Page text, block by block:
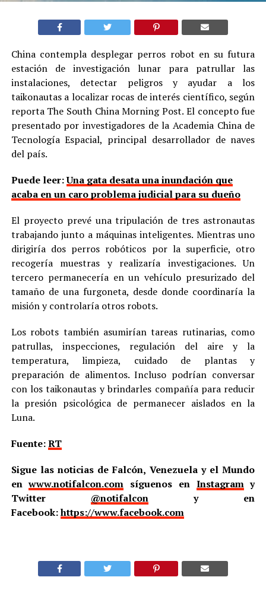
China contempla desplegar perros robot en su futura
estación de investigación lunar para patrullar las
instalaciones, detectar peligros y ayudar a los
taikonautas a localizar rocas de interés científico, según
reporta The South China Morning Post. El concepto fue
presentado por investigadores de la Academia China de
Tecnología Espacial, principal desarrollador de naves
del país.
Puede leer:Una gata desata una inundación que
acaba en un caro problema judicial para su dueño
El proyecto prevé una tripulación de tres astronautas
trabajando junto a máquinas inteligentes. Mientras uno
dirigiría dos perros robóticos por la superficie, otro
recogería muestras y realizaría investigaciones. Un
tercero permanecería en un vehículo presurizado del
tamaño de una furgoneta, desde donde coordinaría la
misión y controlaría otros robots.
Los robots también asumirían tareas rutinarias, como
patrullas, inspecciones, regulación del aire y la
temperatura, limpieza, cuidado de plantas y
preparación de alimentos. Incluso podrían conversar
con los taikonautas y brindarles compañía para reducir
la presión psicológica de permanecer aislados en la
Luna.
Fuente:RT
Sigue las noticias de Falcón, Venezuela y el Mundo
enwww.notifalcon.com síguenos en Instagramy
Twitter @notifalcony en
Facebook:https://www.facebook.com